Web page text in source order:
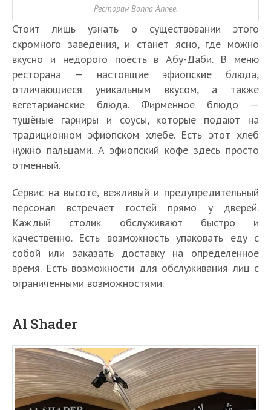
Ресторан Bonna Annee.
Стоит лишь узнать о существовании этого
скромного заведения, и станет ясно, где можно
вкусно и недорого поесть в Абу-Даби. В меню
ресторана — настоящие эфиопские блюда,
отличающиеся уникальным вкусом, а также
вегетарианские блюда. Фирменное блюдо —
тушёные гарниры и соусы, которые подают на
традиционном эфиопском хлебе. Есть этот хлеб
нужно пальцами. А эфиопский кофе здесь просто
отменный.
Сервис на высоте, вежливый и предупредительный
персонал встречает гостей прямо у дверей.
Каждый столик обслуживают быстро и
качественно. Есть возможность упаковать еду с
собой или заказать доставку на определённое
время. Есть возможности для обслуживания лиц с
ограниченными возможностями.
Al Shader